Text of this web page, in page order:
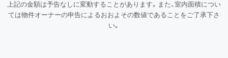
上記の金額は予告なしに変動することがあります。また、室内面積につい
ては物件オーナーの申告によるおおよその数値であることをご了承下さ
い。